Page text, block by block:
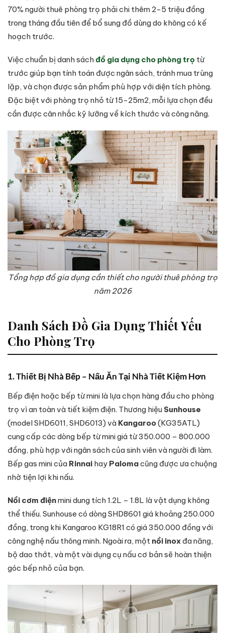
70% người thuê phòng trọ phải chi thêm 2-5 triệu đồng
trong tháng đầu tiên để bổ sung đồ dùng do không có kế
hoạch trước.
Việc chuẩn bị danh sáchđồ gia dụng cho phòng trọ từ
trước giúp bạn tính toán được ngân sách, tránh mua trùng
lặp, và chọn được sản phẩm phù hợp với diện tích phòng.
Đặc biệt với phòng trọ nhỏ từ 15-25m2, mỗi lựa chọn đều
cần được cân nhắc kỹ lưỡng về kích thước và công năng.
Tổng hợp đồ gia dụng cần thiết cho người thuê phòng trọ
năm 2026
Danh Sách Đồ Gia Dụng Thiết Yếu
Cho Phòng Trọ
1. Thiết Bị Nhà Bếp – Nấu Ăn Tại Nhà Tiết Kiệm Hơn
Bếp điện hoặc bếp từ mini là lựa chọn hàng đầu cho phòng
trọ vì an toàn và tiết kiệm điện. Thương hiệu Sunhouse
(model SHD6011, SHD6013) và Kangaroo(KG35ATL)
cung cấp các dòng bếp từ mini giá từ 350.000 – 800.000
đồng, phù hợp với ngân sách của sinh viên và người đi làm.
Bếp gas mini của Rinnai hay Palomacũng được ưa chuộng
nhờ tiện lợi khi nấu.
Nồi cơm điệnmini dung tích 1.2L – 1.8L là vật dụng không
thể thiếu. Sunhouse có dòng SHD8601 giá khoảng 250.000
đồng, trong khi Kangaroo KG18R1 có giá 350.000 đồng với
công nghệ nấu thông minh. Ngoài ra, một nồi inox đa năng,
bộ dao thớt, và một vài dụng cụ nấu cơ bản sẽ hoàn thiện
góc bếp nhỏ của bạn.